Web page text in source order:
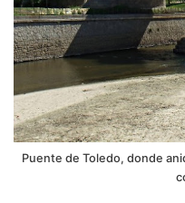
Puente de Toledo, donde